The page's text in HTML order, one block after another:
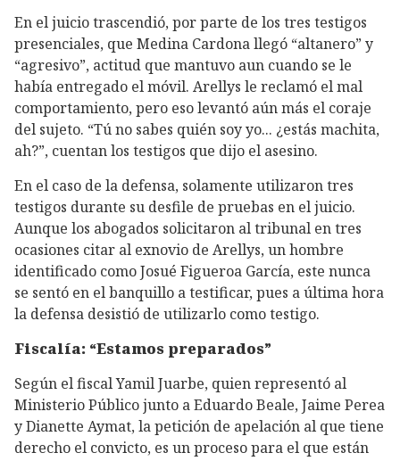
En el juicio trascendió, por parte de los tres testigos
presenciales, que Medina Cardona llegó “altanero” y
“agresivo”, actitud que mantuvo aun cuando se le
había entregado el móvil. Arellys le reclamó el mal
comportamiento, pero eso levantó aún más el coraje
del sujeto. “Tú no sabes quién soy yo... ¿estás machita,
ah?”, cuentan los testigos que dijo el asesino.
En el caso de la defensa, solamente utilizaron tres
testigos durante su desfile de pruebas en el juicio.
Aunque los abogados solicitaron al tribunal en tres
ocasiones citar al exnovio de Arellys, un hombre
identificado como Josué Figueroa García, este nunca
se sentó en el banquillo a testificar, pues a última hora
la defensa desistió de utilizarlo como testigo.
Fiscalía: “Estamos preparados”
Según el fiscal Yamil Juarbe, quien representó al
Ministerio Público junto a Eduardo Beale, Jaime Perea
y Dianette Aymat, la petición de apelación al que tiene
derecho el convicto, es un proceso para el que están